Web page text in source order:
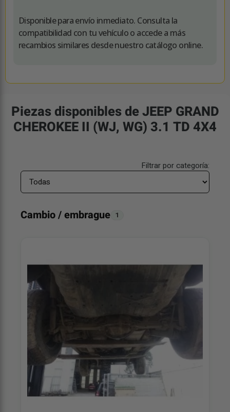
Disponible para envío inmediato. Consulta la
compatibilidad con tu vehículo o accede a más
recambios similares desde nuestro catálogo online.
Piezas disponibles de JEEP GRAND
CHEROKEE II (WJ, WG) 3.1 TD 4X4
Filtrar por categoría:
Cambio / embrague 1